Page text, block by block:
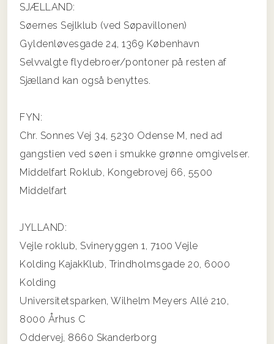
SJÆLLAND:
Søernes Sejlklub (ved Søpavillonen)
Gyldenløvesgade 24, 1369 København
Selvvalgte flydebroer/pontoner på resten af
Sjælland kan også benyttes.
FYN:
Chr. Sonnes Vej 34, 5230 Odense M, ned ad
gangstien ved søen i smukke grønne omgivelser.
Middelfart Roklub, Kongebrovej 66, 5500
Middelfart
JYLLAND:
Vejle roklub, Svineryggen 1, 7100 Vejle
Kolding KajakKlub, Trindholmsgade 20, 6000
Kolding
Universitetsparken, Wilhelm Meyers Allé 210,
8000 Århus C
Oddervej, 8660 Skanderborg